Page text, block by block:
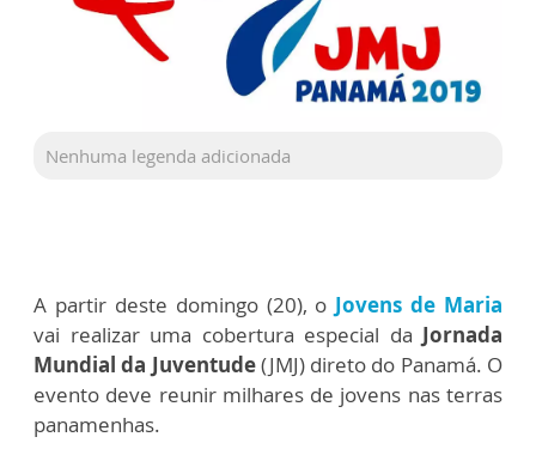
Nenhuma legenda adicionada
A partir deste domingo (20), o Jovens de Maria
vai realizar uma cobertura especial da Jornada
Mundial da Juventude(JMJ) direto do Panamá. O
evento deve reunir milhares de jovens nas terras
panamenhas.